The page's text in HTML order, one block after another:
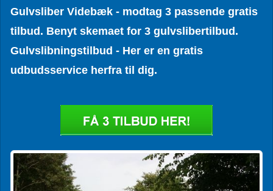
Gulvsliber Videbæk - modtag 3 passende gratis
tilbud. Benyt skemaet for 3 gulvslibertilbud.
Gulvslibningstilbud - Her er en gratis
udbudsservice herfra til dig.